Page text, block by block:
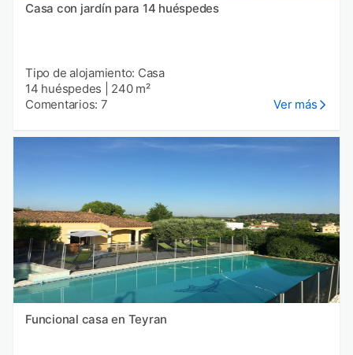
Casa con jardín para 14 huéspedes
Tipo de alojamiento: Casa
14 huéspedes
240 m²
Comentarios: 7
Ver más
Funcional casa en Teyran